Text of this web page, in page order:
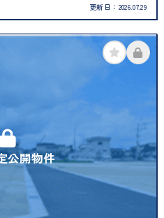
更新日： 2026.07.29
公開物件